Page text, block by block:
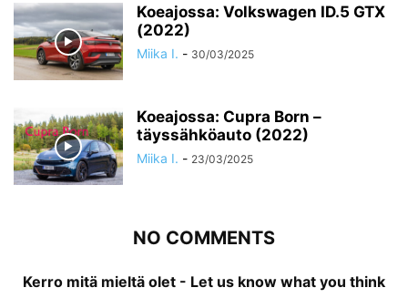
Koeajossa: Volkswagen ID.5 GTX
(2022)
Miika I. - 30/03/2025
Koeajossa: Cupra Born –
täyssähköauto (2022)
Miika I. - 23/03/2025
NO COMMENTS
Kerro mitä mieltä olet - Let us know what you think